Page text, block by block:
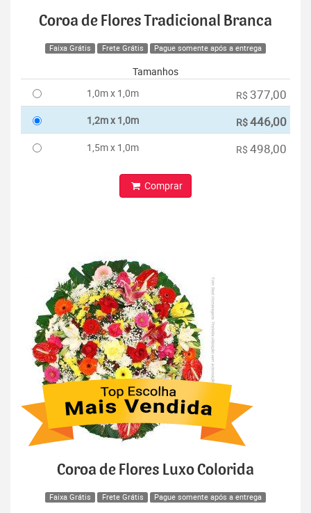
Coroa de Flores Tradicional Branca
Faixa Grátis Frete Grátis Pague somente após a entrega
Tamanhos
1,0m x 1,0m
R$ 377,00
1,2m x 1,0m R$446,00
1,5m x 1,0m R$ 498,00
Comprar
Coroa de Flores Luxo Colorida
Faixa Grátis Frete Grátis Pague somente após a entrega